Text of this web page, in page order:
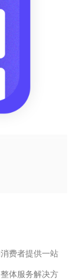
费者提供一站
体服务解决方